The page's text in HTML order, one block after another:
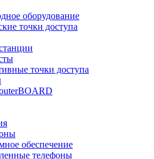
оборудование
точки доступа
точки доступа
обеспечение
телефоны